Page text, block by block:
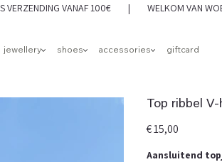
VANAF 100€ | WELKOM VAN
jewellery shoes accessories giftcard
Top ribbel
Prijs
€ 15,00
Aansluitend